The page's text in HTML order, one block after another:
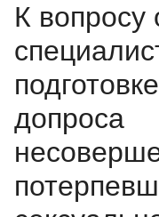
К вопросу
допроса